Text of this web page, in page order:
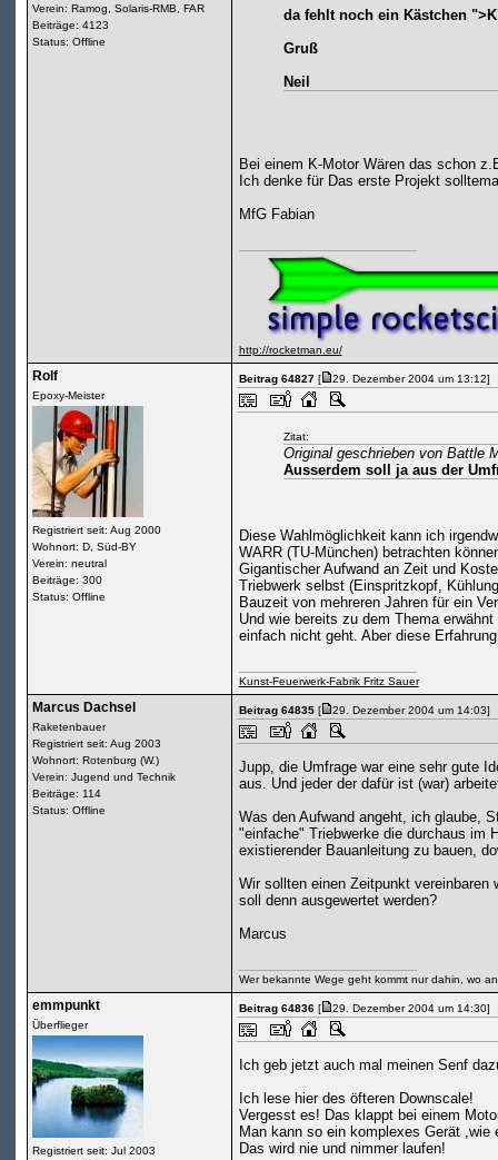
Verein: Ramog, Solaris-RMB, FAR
Beiträge: 4123
Status: Offline
da fehlt noch ein Kästchen
Gruß
Neil
Bei einem K-Motor Wären das schon
Ich denke für Das erste Projekt
MfG Fabian
http://rocketman.eu/
Rolf
Epoxy-Meister
Registriert seit: Aug 2000
Wohnort: D, Süd-BY
Verein: neutral
Beiträge: 300
Status: Offline
Beitrag 64827[ 29. Dezember 2004 um 13:12]
Zitat:
Original geschrieben von Battle
Ausserdem soll ja aus der
Diese Wahlmöglichkeit kann ich
WARR (TU-München) betrachten
Gigantischer Aufwand an Zeit und
Triebwerk selbst (Einspritzkopf,
Bauzeit von mehreren Jahren für ein
Und wie bereits zu dem Thema
einfach nicht geht. Aber diese
Kunst-Feuerwerk-Fabrik Fritz Sauer
Marcus Dachsel
Raketenbauer
Registriert seit: Aug 2003
Wohnort: Rotenburg (W.)
Verein: Jugend und Technik
Beiträge: 114
Status: Offline
Beitrag 64835[ 29. Dezember 2004 um 14:03]
Jupp, die Umfrage war eine sehr gute
aus. Und jeder der dafür ist (war)
Was den Aufwand angeht, ich glaube,
"einfache" Triebwerke die durchaus im
existierender Bauanleitung zu bauen,
Wir sollten einen Zeitpunkt
soll denn ausgewertet werden?
Marcus
Wer bekannte Wege geht kommt nur dahin, wo
emmpunkt
Überflieger
Registriert seit: Jul 2003
Beitrag 64836[ 29. Dezember 2004 um 14:30]
Ich geb jetzt auch mal meinen Senf
Ich lese hier des öfteren Downscale!
Vergesst es! Das klappt bei einem
Man kann so ein komplexes Gerät
Das wird nie und nimmer laufen!